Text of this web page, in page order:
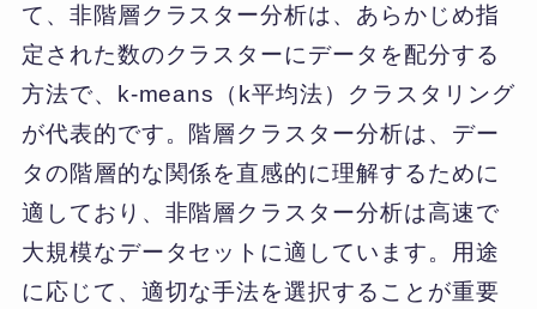
て、非階層クラスター分析は、あらかじめ指
定された数のクラスターにデータを配分する
方法で、k-means（k平均法）クラスタリング
が代表的です。階層クラスター分析は、デー
タの階層的な関係を直感的に理解するために
適しており、非階層クラスター分析は高速で
大規模なデータセットに適しています。用途
に応じて、適切な手法を選択することが重要